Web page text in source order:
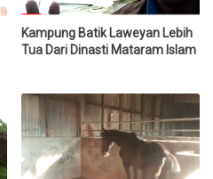
Kampung Batik Laweyan Lebih
Tua Dari Dinasti Mataram Islam